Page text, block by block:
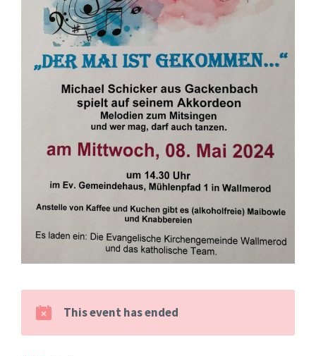
This event has ended